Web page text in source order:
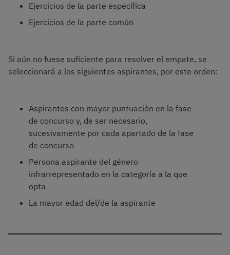
Ejercicios de la parte específica
Ejercicios de la parte común
Si aún no fuese suficiente para resolver el empate, se
seleccionará a los siguientes aspirantes, por este orden:
Aspirantes con mayor puntuación en la fase
de concurso y, de ser necesario,
sucesivamente por cada apartado de la fase
de concurso
Persona aspirante del género
infrarrepresentado en la categoría a la que
opta
La mayor edad del/de la aspirante